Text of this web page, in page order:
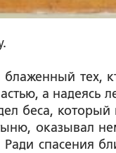
блаженный тех,
а надеясь
беса,
оказывал
Ради спасения